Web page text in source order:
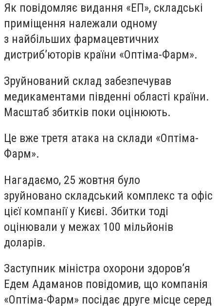
Як повідомляє видання «ЕП», складські
приміщення належали одному
з найбільших фармацевтичних
дистрибʼюторів країни «Оптіма-Фарм».
Зруйнований склад забезпечував
медикаментами південні області країни.
Масштаб збитків поки оцінюють.
Це вже третя атака на склади «Оптіма-
Фарм».
Нагадаємо, 25 жовтня було
зруйновано складський комплекс та офіс
цієї компанії у Києві. Збитки тоді
оцінювали у межах 100 мільйонів
доларів.
Заступник міністра охорони здоров’я
Едем Адаманов повідомив, що компанія
«Оптіма-Фарм» посідає друге місце серед